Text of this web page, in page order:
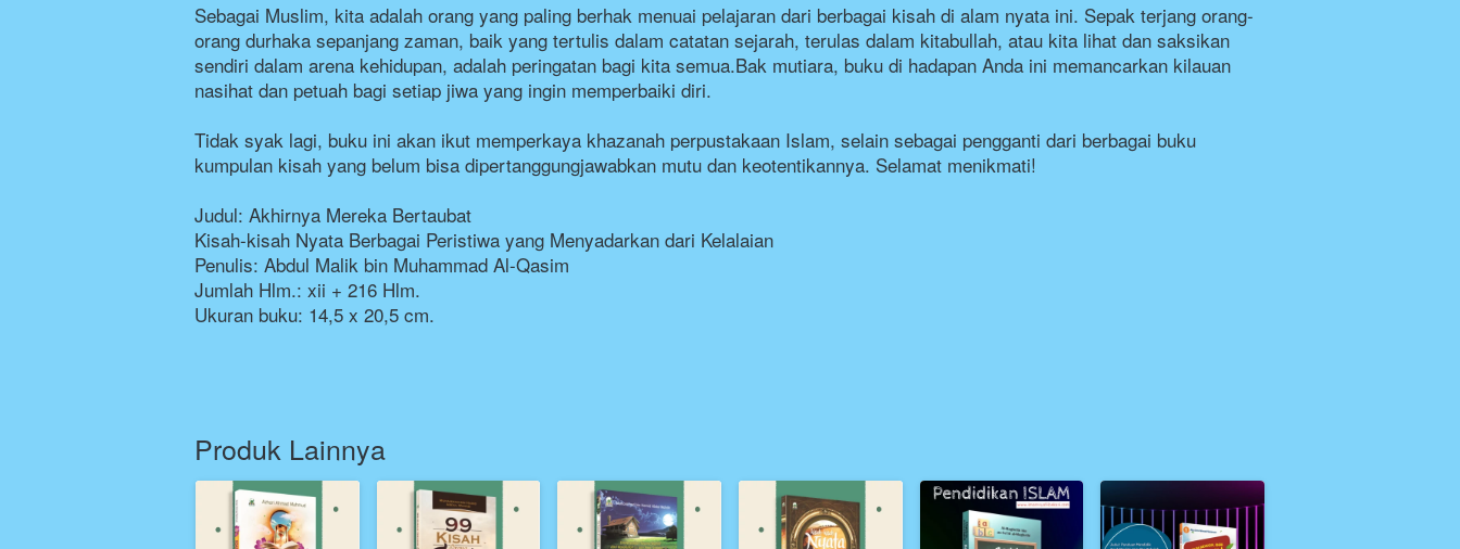
Sebagai Muslim, kita adalah orang yang paling berhak menuai pelajaran dari berbagai kisah di alam nyata ini. Sepak terjang orang-
orang durhaka sepanjang zaman, baik yang tertulis dalam catatan sejarah, terulas dalam kitabullah, atau kita lihat dan saksikan
sendiri dalam arena kehidupan, adalah peringatan bagi kita semua.Bak mutiara, buku di hadapan Anda ini memancarkan kilauan
nasihat dan petuah bagi setiap jiwa yang ingin memperbaiki diri.
Tidak syak lagi, buku ini akan ikut memperkaya khazanah perpustakaan Islam, selain sebagai pengganti dari berbagai buku
kumpulan kisah yang belum bisa dipertanggungjawabkan mutu dan keotentikannya. Selamat menikmati!
Judul: Akhirnya Mereka Bertaubat
Kisah-kisah Nyata Berbagai Peristiwa yang Menyadarkan dari Kelalaian
Penulis: Abdul Malik bin Muhammad Al-Qasim
Jumlah Hlm.: xii + 216 Hlm.
Ukuran buku: 14,5 x 20,5 cm.
Produk Lainnya